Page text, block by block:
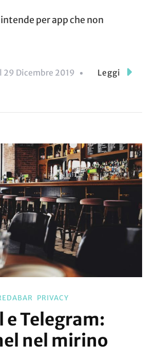
intende per app che non
29 Dicembre 2019 Leggi
PRIVACY
e Telegram:
nel mirino